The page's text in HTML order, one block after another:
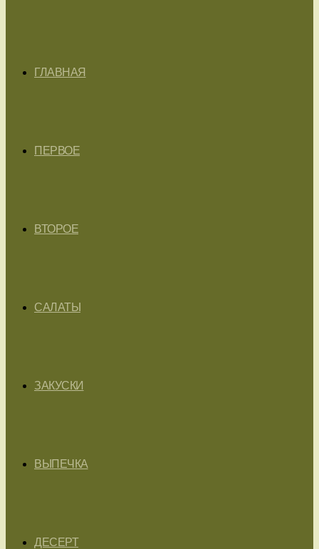
ГЛАВНАЯ
ПЕРВОЕ
ВТОРОЕ
САЛАТЫ
ЗАКУСКИ
ВЫПЕЧКА
ДЕСЕРТ